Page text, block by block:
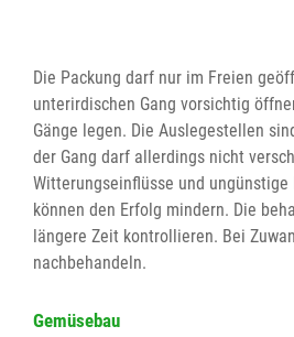
Die Packung darf nur im Freien
unterirdischen Gang vorsichtig
Gänge legen. Die Auslegestellen
der Gang darf allerdings nicht
Witterungseinflüsse und
können den Erfolg mindern. Die
längere Zeit kontrollieren. Bei
nachbehandeln.
Gemüsebau